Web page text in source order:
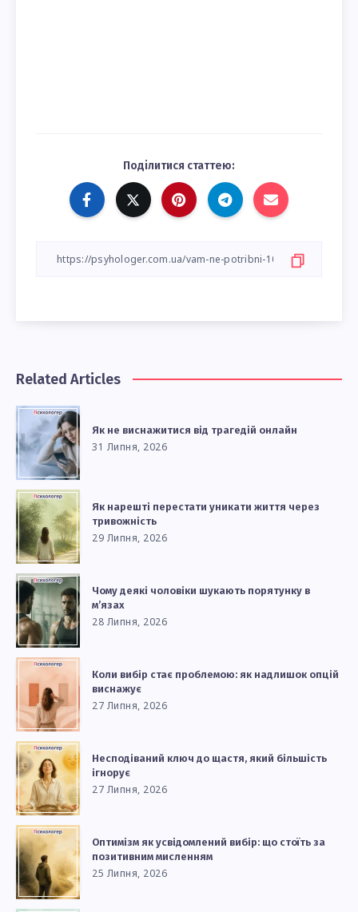
Поділитися статтею:
Related Articles
Як не виснажитися від трагедій онлайн
31 Липня, 2026
Як нарешті перестати уникати життя через
тривожність
29 Липня, 2026
Чому деякі чоловіки шукають порятунку в
м’язах
28 Липня, 2026
Коли вибір стає проблемою: як надлишок опцій
виснажує
27 Липня, 2026
Несподіваний ключ до щастя, який більшість
ігнорує
27 Липня, 2026
Оптимізм як усвідомлений вибір: що стоїть за
позитивним мисленням
25 Липня, 2026